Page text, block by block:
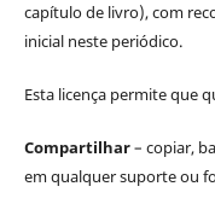
capítulo de livro), com
inicial neste periódico.
Esta licença permite que
Compartilhar– copiar,
em qualquer suporte ou